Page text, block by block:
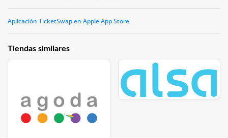
Aplicación TicketSwap en Apple App Store
Tiendas similares